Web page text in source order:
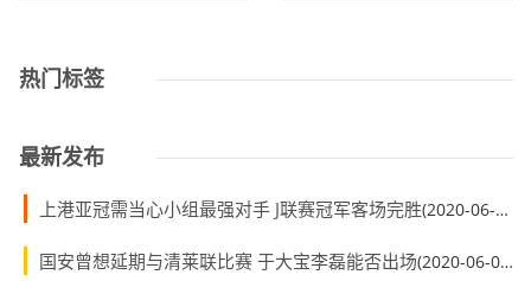
热门标签
最新发布
上港亚冠需当心小组最强对手 J联赛冠军客场完胜(2020-06-01)
国安曾想延期与清莱联比赛 于大宝李磊能否出场(2020-06-01)